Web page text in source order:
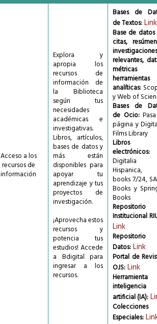
Acceso a los
recursos de
información
Explora y
apropia los
recursos de
información de
la Biblioteca
según tus
necesidades
académicas e
investigativas.
Libros, artículos,
bases de datos y
más están
disponibles para
apoyar tu
aprendizaje y tus
proyectos de
investigación.
¡Aprovecha estos
recursos y
potencia tus
estudios! Accede
a Bdigital para
ingresar a los
recursos.
Bases de
de Textos:Link
Base de
citas,
investigaciones
relevantes,
herramientas
analíticas:
y Web of
Bases de
de Ocio:
página y
Films Library
Libros
electrónicos:
Digitalia
Hispanica,
books 7/24,
Books y
Books
Repositorio
Institucional
Link
Repositorio
Datos:Link
Portal de
OJS:Link
Herramienta
inteligencia
artificial (IA):
Colecciones
Especiales: